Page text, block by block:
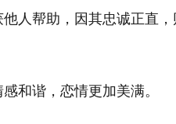
人帮助，因其忠诚正直
和谐，恋情更加美满。